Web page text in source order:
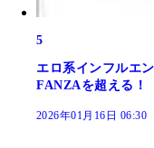
5
エロ系インフルエ
FANZAを超える！
2026年01月16日 06:30